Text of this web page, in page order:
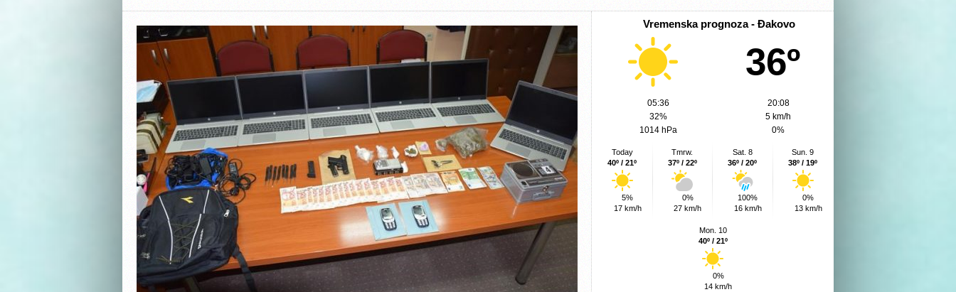
KULTURA
ŠPORT
REPRIZE EMISIJA
Vremenska prognoza - Đakovo
36º
05:36
20:08
32%
5 km/h
1014 hPa
0%
Today
40º / 21º
5%
17 km/h
Tmrw.
37º / 22º
0%
27 km/h
Sat. 8
36º / 20º
100%
16 km/h
Sun. 9
38º / 19º
0%
13 km/h
Mon. 10
40º / 21º
0%
14 km/h